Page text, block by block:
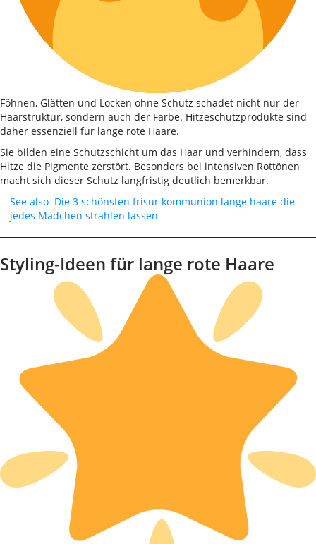
Föhnen, Glätten und Locken ohne Schutz schadet nicht nur der
Haarstruktur, sondern auch der Farbe. Hitzeschutzprodukte sind
daher essenziell für lange rote Haare.
Sie bilden eine Schutzschicht um das Haar und verhindern, dass
Hitze die Pigmente zerstört. Besonders bei intensiven Rottönen
macht sich dieser Schutz langfristig deutlich bemerkbar.
See also Die 3 schönsten frisur kommunion lange haare die
jedes Mädchen strahlen lassen
Styling-Ideen für lange rote Haare